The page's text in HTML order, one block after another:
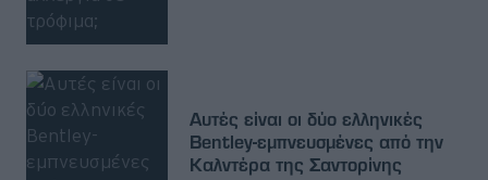
Αυτές είναι οι δύο ελληνικές
Bentley-εμπνευσμένες από την
Καλντέρα της Σαντορίνης